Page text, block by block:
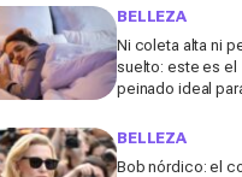
2026, según una
BELLEZA
Ni coleta alta ni
suelto: este es el
peinado ideal
de calor, según
BELLEZA
Bob nórdico: el